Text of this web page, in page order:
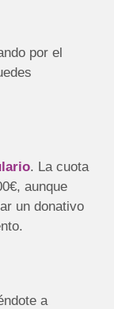
por el
. La cuota
aunque
un donativo
a